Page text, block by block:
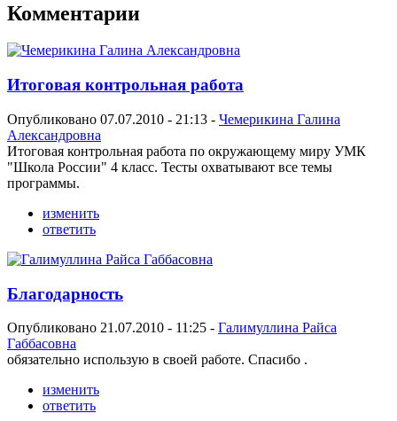
Комментарии
Итоговая контрольная работа
Опубликовано 07.07.2010 - 21:13 - Чемерикина Галина
Александровна
Итоговая контрольная работа по окружающему миру УМК
"Школа России" 4 класс. Тесты охватывают все темы
программы.
изменить
ответить
Благодарность
Опубликовано 21.07.2010 - 11:25 - Галимуллина Райса
Габбасовна
обязательно использую в своей работе. Спасибо .
изменить
ответить